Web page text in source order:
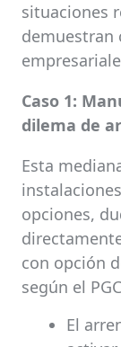
situaciones
demuestran
Caso 1:
dilema de
Esta
opciones,
con opción
según el
El